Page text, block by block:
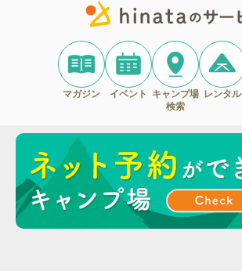
マガジン イベント
キャンプ場
検索
レンタル